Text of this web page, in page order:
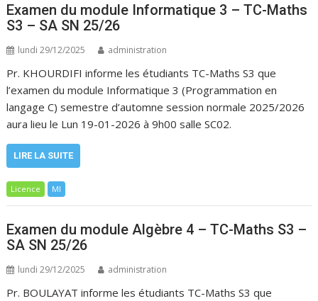
Examen du module Informatique 3 – TC-Maths
S3 – SA SN 25/26
lundi 29/12/2025 administration
Pr. KHOURDIFI informe les étudiants TC-Maths S3 que
l’examen du module Informatique 3 (Programmation en
langage C) semestre d’automne session normale 2025/2026
aura lieu le Lun 19-01-2026 à 9h00 salle SC02.
LIRE LA SUITE
Licence MI
Examen du module Algèbre 4 – TC-Maths S3 –
SA SN 25/26
lundi 29/12/2025 administration
Pr. BOULAYAT informe les étudiants TC-Maths S3 que